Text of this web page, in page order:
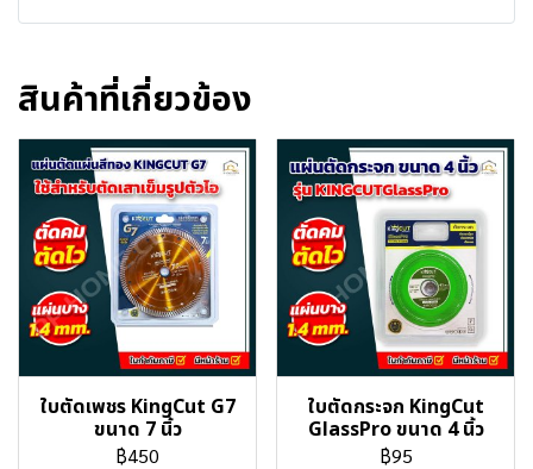
สินค้าที่เกี่ยวข้อง
ใบตัดเพชร KingCut G7
ขนาด 7 นิ้ว
฿450
ใบตัดกระจก KingCut
GlassPro ขนาด 4 นิ้ว
฿95